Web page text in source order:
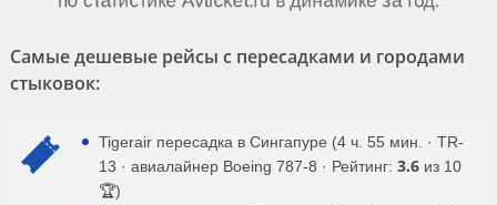
Самые дешевые рейсы с пересадками и городами
стыковок:
Tigerair пересадка в Сингапуре (4 ч. 55 мин. · TR-
13 · авиалайнер Boeing 787-8 · Рейтинг: 3.6 из 10
🏆)